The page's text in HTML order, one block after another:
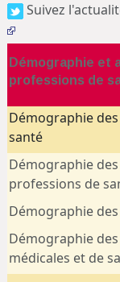
Suivez
Démographie et
professions de
Démographie
santé
Démographie
professions de
Démographie
Démographie
médicales et de